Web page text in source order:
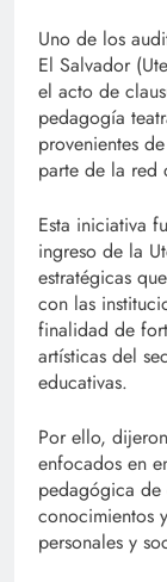
Uno de los
El Salvador
el acto de
pedagogía
provenientes
parte de la red
Esta iniciativa
ingreso de la
estratégicas
con las
finalidad de
artísticas del
educativas.
Por ello,
enfocados en
pedagógica
conocimientos
personales y